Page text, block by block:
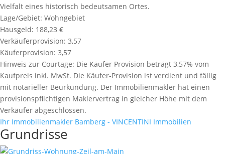
Vielfalt eines historisch bedeutsamen Ortes.
Lage/Gebiet: Wohngebiet
Hausgeld: 188,23 €
Verkäuferprovision: 3,57
Käuferprovision: 3,57
Hinweis zur Courtage: Die Käufer Provision beträgt 3,57% vom
Kaufpreis inkl. MwSt. Die Käufer-Provision ist verdient und fällig
mit notarieller Beurkundung. Der Immobilienmakler hat einen
provisionspflichtigen Maklervertrag in gleicher Höhe mit dem
Verkäufer abgeschlossen.
Ihr Immobilienmakler Bamberg - VINCENTINI Immobilien
Grundrisse